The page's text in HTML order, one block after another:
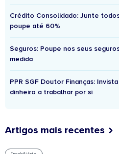
Crédito Consolidado: Junte
poupe até 60%
Seguros: Poupe nos seus
medida
PPR SGF Doutor Finanças:
dinheiro a trabalhar por si
Artigos mais recentes